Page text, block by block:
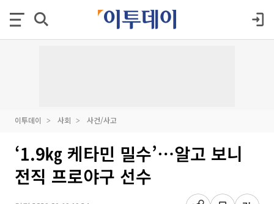
이투데이 사회 사건/사고
‘1.9㎏ 케타민 밀수’⋯알고 보니
전직 프로야구 선수